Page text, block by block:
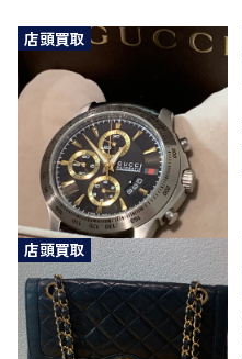
店頭買取
店頭買取